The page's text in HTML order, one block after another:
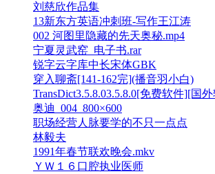
刘慈欣作品集
13新东方英语冲刺班-写作王江涛
002 河图里隐藏的先天奥秘.mp4
宁夏灵武窑_电子书.rar
锐字云字库中长宋体GBK
穿入聊斋[141-162完](播音羽小白)
TransDict3.5.8.03.5.8.0[免费软件][国
奥迪_004_800×600
职场经营人脉要学的不只一点点
林毅夫
1991年春节联欢晚会.mkv
ＹＷ１６口腔执业医师